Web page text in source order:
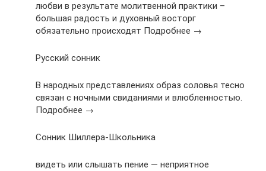
любви в результате молитвенной практики –
большая радость и духовный восторг
обязательно происходят Подробнее →
Русский сонник
В народных представлениях образ соловья тесно
связан с ночными свиданиями и влюбленностью.
Подробнее →
Сонник Шиллера-Школьника
видеть или слышать пение — неприятное